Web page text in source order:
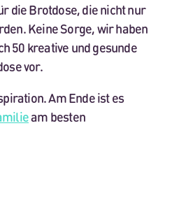
die Brotdose, die nicht nur
Keine Sorge, wir haben
50 kreative und gesunde
vor.
Am Ende ist es
am besten